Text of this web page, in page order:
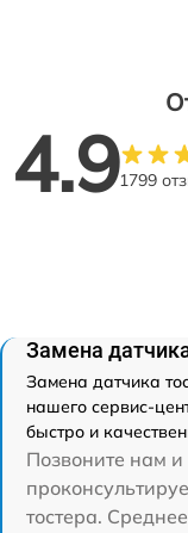
4.91799
Замена
Замена датчика
нашего сервис-
быстро и
Позвоните нам
тостера.